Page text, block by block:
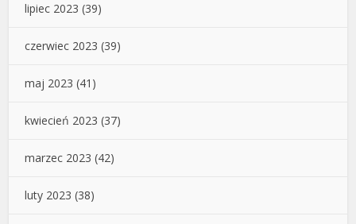
lipiec 2023 (39)
czerwiec 2023 (39)
maj 2023 (41)
kwiecień 2023 (37)
marzec 2023 (42)
luty 2023 (38)